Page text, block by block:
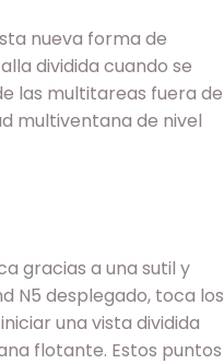
nueva forma de
dividida cuando se
las multitareas fuera de
multiventana de nivel
gracias a una sutil y
N5 desplegado, toca los
una vista dividida
flotante. Estos puntos